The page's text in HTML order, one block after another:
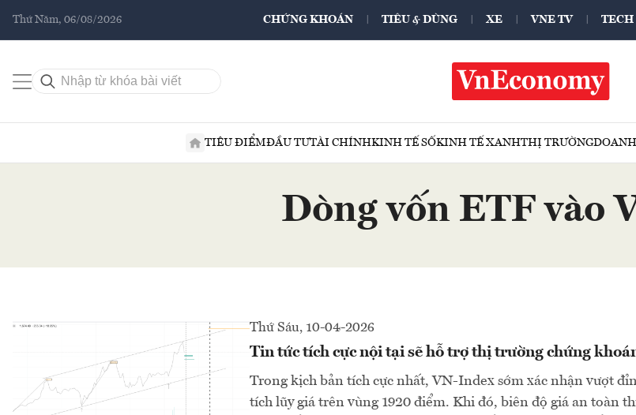
Thứ Năm, 06/08/2026 CHỨNG KHOÁN TIÊU & DÙNG XE VNE TV TECH
TIÊU ĐIỂMĐẦU TƯTÀI CHÍNHKINH TẾ SỐKINH TẾ XANHTHỊ TRƯỜNG
Dòng vốn ETF vào
Thứ Sáu, 10-04-2026
Tin tức tích cực nội tại sẽ hỗ trợ thị trường chứng
Trong kịch bản tích cực nhất, VN-Index sớm xác nhận vượt
tích lũy giá trên vùng 1920 điểm. Khi đó, biên độ giá an toàn